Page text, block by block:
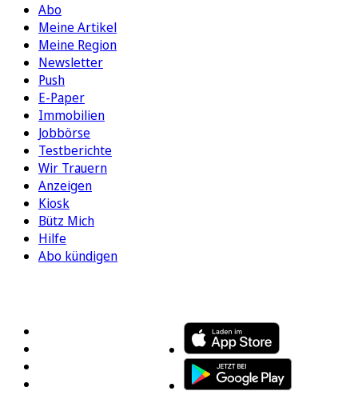
Abo
Meine Artikel
Meine Region
Newsletter
Push
E-Paper
Immobilien
Jobbörse
Testberichte
Wir Trauern
Anzeigen
Kiosk
Bütz Mich
Hilfe
Abo kündigen